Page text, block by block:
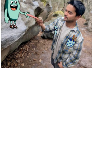
Top 40 im
Taunus